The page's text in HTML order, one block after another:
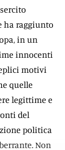
ha raggiunto
in un
innocenti
motivi
quelle
legittime e
del
politica
Non